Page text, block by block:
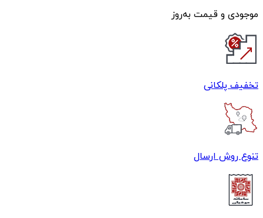
موجودی و قیمت به‌روز
تخفیف پلکانی
تنوع روش ارسال